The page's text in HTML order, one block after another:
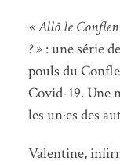
« Allô le
? »: une série
pouls du
Covid-19. Une
les un·es des
Valentine,